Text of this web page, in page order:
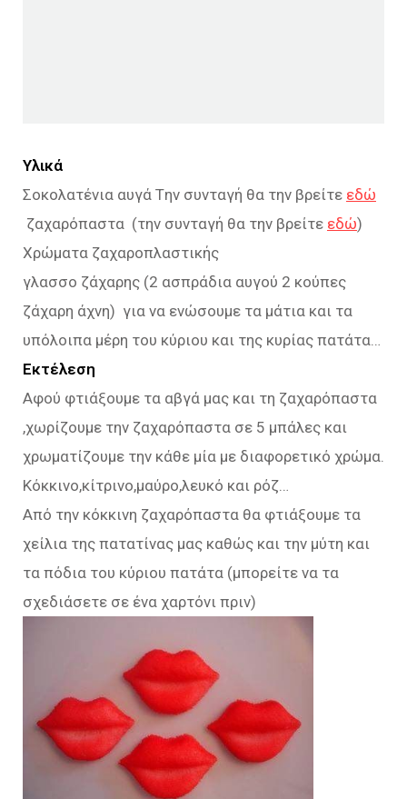
Υλικά
Σοκολατένια αυγά Tην συνταγή θα την βρείτε εδώ
ζαχαρόπαστα (την συνταγή θα την βρείτε εδώ)
Χρώματα ζαχαροπλαστικής
γλασσο ζάχαρης (2 ασπράδια αυγού 2 κούπες
ζάχαρη άχνη) για να ενώσουμε τα μάτια και τα
υπόλοιπα μέρη του κύριου και της κυρίας πατάτα…
Εκτέλεση
Αφού φτιάξουμε τα αβγά μας και τη ζαχαρόπαστα
,χωρίζουμε την ζαχαρόπαστα σε 5 μπάλες και
χρωματίζουμε την κάθε μία με διαφορετικό χρώμα.
Κόκκινο,κίτρινο,μαύρο,λευκό και ρόζ…
Από την κόκκινη ζαχαρόπαστα θα φτιάξουμε τα
χείλια της πατατίνας μας καθώς και την μύτη και
τα πόδια του κύριου πατάτα (μπορείτε να τα
σχεδιάσετε σε ένα χαρτόνι πριν)